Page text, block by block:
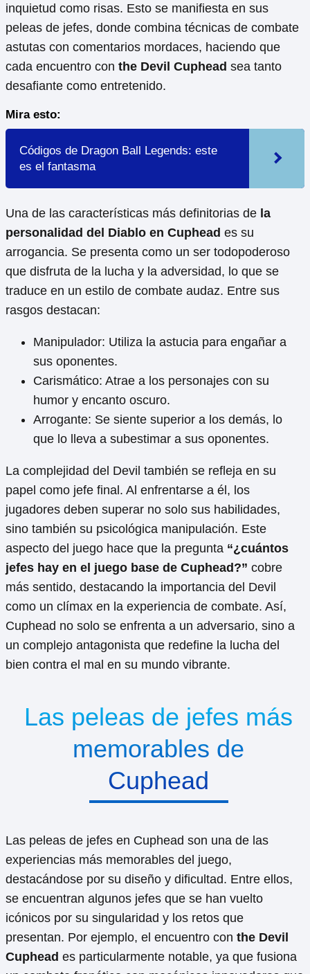
inquietud como risas. Esto se manifiesta en sus
peleas de jefes, donde combina técnicas de combate
astutas con comentarios mordaces, haciendo que
cada encuentro con the Devil Cuphead sea tanto
desafiante como entretenido.
Mira esto:
Códigos de Dragon Ball Legends: este
es el fantasma
Una de las características más definitorias de la
personalidad del Diablo en Cuphead es su
arrogancia. Se presenta como un ser todopoderoso
que disfruta de la lucha y la adversidad, lo que se
traduce en un estilo de combate audaz. Entre sus
rasgos destacan:
Manipulador: Utiliza la astucia para engañar a
sus oponentes.
Carismático: Atrae a los personajes con su
humor y encanto oscuro.
Arrogante: Se siente superior a los demás, lo
que lo lleva a subestimar a sus oponentes.
La complejidad del Devil también se refleja en su
papel como jefe final. Al enfrentarse a él, los
jugadores deben superar no solo sus habilidades,
sino también su psicológica manipulación. Este
aspecto del juego hace que la pregunta “¿cuántos
jefes hay en el juego base de Cuphead?” cobre
más sentido, destacando la importancia del Devil
como un clímax en la experiencia de combate. Así,
Cuphead no solo se enfrenta a un adversario, sino a
un complejo antagonista que redefine la lucha del
bien contra el mal en su mundo vibrante.
Las peleas de jefes más
memorables de
Cuphead
Las peleas de jefes en Cuphead son una de las
experiencias más memorables del juego,
destacándose por su diseño y dificultad. Entre ellos,
se encuentran algunos jefes que se han vuelto
icónicos por su singularidad y los retos que
presentan. Por ejemplo, el encuentro con the Devil
Cuphead es particularmente notable, ya que fusiona